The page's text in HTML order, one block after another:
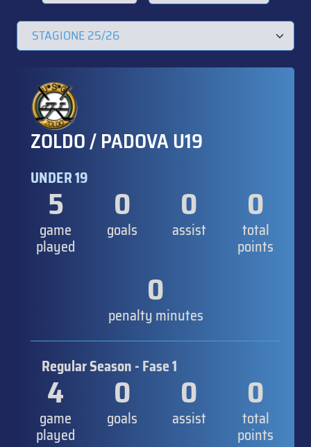
ZOLDO / PADOVA U19
UNDER 19
5
game
played
0
goals
0
assist
0
total
points
0
penalty minutes
Regular Season - Fase 1
4
game
played
0
goals
0
assist
0
total
points